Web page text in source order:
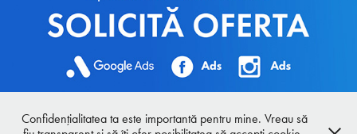
Confidenţialitatea ta este importantă pentru mine. Vreau să